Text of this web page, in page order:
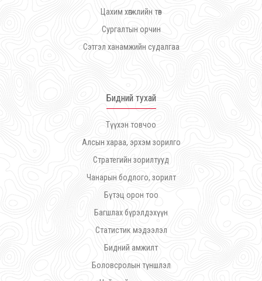
Цахим хөгжлийн төв
Сургалтын орчин
Сэтгэл ханамжийн судалгаа
Бидний тухай
Түүхэн товчоо
Алсын хараа, эрхэм зорилго
Стратегийн зорилтууд
Чанарын бодлого, зорилт
Бүтэц орон тоо
Багшлах бүрэлдэхүүн
Статистик мэдээлэл
Бидний амжилт
Боловсролын түншлэл